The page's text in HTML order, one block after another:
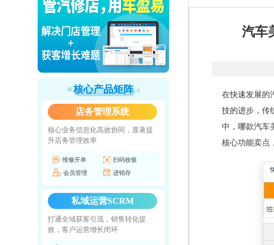
核心产品矩阵
店务管理系统
核心业务信息化高效协同，显著提
升店务管理效率
维修开单
扫码收银
会员管理
进销存
私域运营SCRM
打通全域获客引流，销售转化提
效，客户运营增长闭环
汽车
在快速发展的
技的进步，传
中，哪款汽车
核心功能卖点